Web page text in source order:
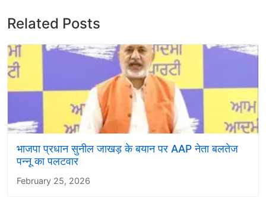
Related Posts
भाजपा प्रधान सुनील जाखड़ के बयान पर AAP नेता बलतेज
पन्नू का पलटवार
February 25, 2026